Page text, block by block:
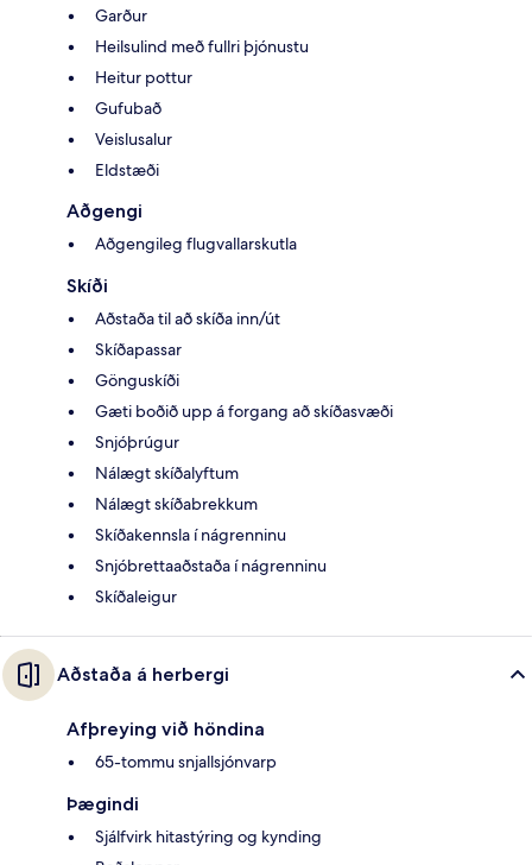
Garður
Heilsulind með fullri þjónustu
Heitur pottur
Gufubað
Veislusalur
Eldstæði
Aðgengi
Aðgengileg flugvallarskutla
Skíði
Aðstaða til að skíða inn/út
Skíðapassar
Gönguskíði
Gæti boðið upp á forgang að skíðasvæði
Snjóþrúgur
Nálægt skíðalyftum
Nálægt skíðabrekkum
Skíðakennsla í nágrenninu
Snjóbrettaaðstaða í nágrenninu
Skíðaleigur
Aðstaða á herbergi
Afþreying við höndina
65-tommu snjallsjónvarp
Þægindi
Sjálfvirk hitastýring og kynding